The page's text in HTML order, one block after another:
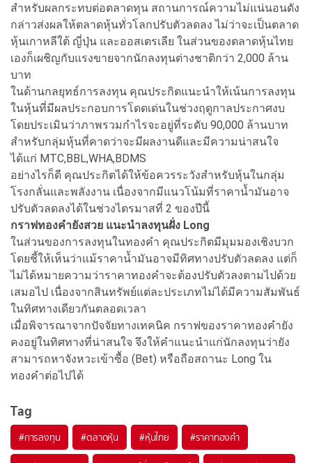
สำหรับผลกระทบต่อตลาดทุน สถานการณ์ความไม่แน่นอนดัง
กล่าวส่งผลให้ตลาดหุ้นทั่วโลกปรับตัวลดลง ไม่ว่าจะเป็นตลาด
หุ้นเกาหลีใต้ ญี่ปุ่น และออสเตรเลีย ในส่วนของตลาดหุ้นไทย
เองก็เผชิญกับแรงขายจากนักลงทุนต่างชาติกว่า 2,000 ล้าน
บาท
ในด้านกลยุทธ์การลงทุน คุณประกิตแนะนำให้เน้นการลงทุน
ในหุ้นที่มีผลประกอบการโดดเด่นในช่วงฤดูกาลประกาศงบ
โดยประเมินว่าภาพรวมกำไรจะอยู่ที่ระดับ 90,000 ล้านบาท
สำหรับกลุ่มหุ้นที่คาดว่าจะมีผลงานดีและมีความน่าสนใจ
ได้แก่ MTC,BBL,WHA,BDMS
อย่างไรก็ดี คุณประกิตได้ให้ข้อควรระวังสำหรับหุ้นในกลุ่ม
โรงกลั่นและพลังงาน เนื่องจากมีแนวโน้มที่ราคาน้ำมันอาจ
ปรับตัวลดลงได้ในช่วงไตรมาสที่ 2 ของปีนี้
กราฟทองคำยังสวย แนะนำลงทุนฝั่ง Long
ในส่วนของการลงทุนในทองคำ คุณประกิตมีมุมมองเชิงบวก
โดยชี้ให้เห็นว่าแม้ราคาน้ำมันอาจมีทิศทางปรับตัวลดลง แต่ก็
ไม่ได้หมายความว่าราคาทองคำจะต้องปรับตัวลงตามไปด้วย
เสมอไป เนื่องจากสินทรัพย์แต่ละประเภทไม่ได้มีความสัมพันธ์
ในทิศทางเดียวกันตลอดเวลา
เมื่อพิจารณาจากปัจจัยทางเทคนิค กราฟของราคาทองคำยัง
คงอยู่ในทิศทางที่น่าสนใจ จึงให้คำแนะนำแก่นักลงทุนว่ายัง
สามารถหาจังหวะเข้าซื้อ (Bet) หรือถือสถานะ Long ใน
ทองคำต่อไปได้
Tag
#การลงทุน #ตลาดหุ้น #หุ้นไทย #ราคาทองคำ